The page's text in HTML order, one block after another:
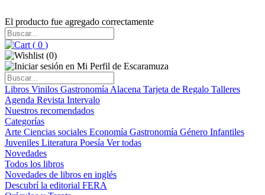
El producto fue agregado correctamente
( 0 )
(0)
Libros Vinilos Gastronomía Alacena Tarjeta de Regalo Talleres
Agenda Revista Intervalo
Nuestros recomendados
Categorías
Arte Ciencias sociales Economía Gastronomía Género Infantiles
Juveniles Literatura Poesía Ver todas
Novedades
Todos los libros
Novedades de libros en inglés
Descubrí la editorial FERA